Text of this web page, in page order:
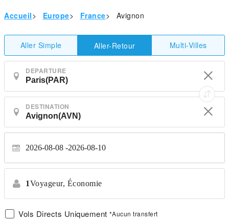
Accueil> Europe> France> Avignon
Aller Simple Aller-Retour Multi-Villes
DEPARTURE
DESTINATION
2026-08-08 2026-08-10
1Voyageur, Économie
Vols Directs Uniquement *Aucun transfert